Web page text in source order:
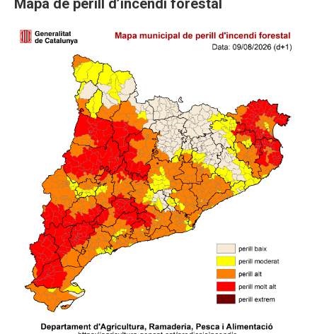
Mapa de perill d’incendi forestal